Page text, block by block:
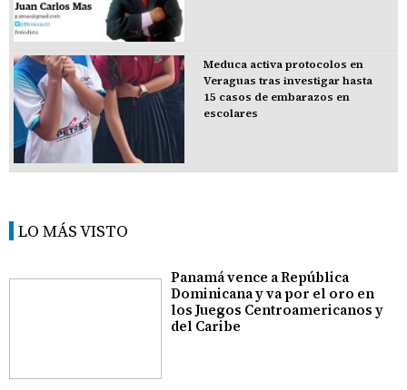
Meduca activa protocolos en
Veraguas tras investigar hasta
15 casos de embarazos en
escolares
LO MÁS VISTO
Panamá vence a República
Dominicana y va por el oro en
los Juegos Centroamericanos y
del Caribe